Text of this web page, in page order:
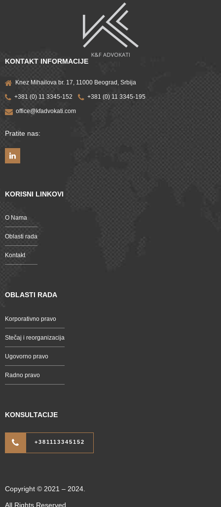
KONTAKT INFORMACIJE
Knez Mihailova br. 17, 11000 Beograd, Srbija
+381 (0) 11 3345-152 +381 (0) 11 3345-195
office@kfadvokati.com
Pratite nas:
KORISNI LINKOVI
O Nama
Oblasti rada
Kontakt
OBLASTI RADA
Korporativno pravo
Stečaj i reorganizacija
Ugovorno pravo
Radno pravo
KONSULTACIJE
+381113345152
Copyright © 2021 – 2024.
All Rights Reserved.